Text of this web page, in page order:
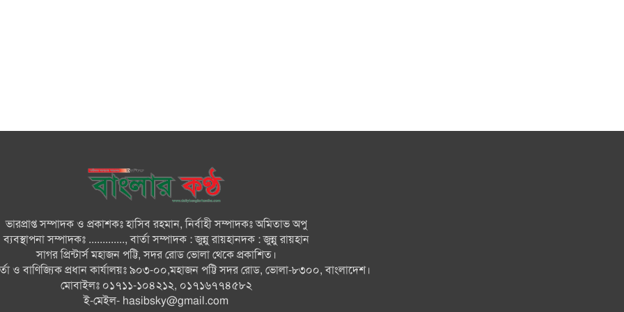
ভারপ্রাপ্ত সম্পাদক ও প্রকাশকঃ হাসিব রহমান, নির্বাহী সম্পাদকঃ অমিতাভ অপু
ব্যবস্থাপনা সম্পাদকঃ ............., বার্তা সম্পাদক : জুন্নু রায়হানদক : জুন্নু রায়হান
সাগর প্রিন্টার্স মহাজন পট্টি, সদর রোড ভোলা থেকে প্রকাশিত।
ও বাণিজ্যিক প্রধান কার্যালয়ঃ ৯০৩-০০,মহাজন পট্টি সদর রোড, ভোলা-৮৩০০, বাংলাদেশ।
মোবাইলঃ ০১৭১১-১০৪২১২, ০১৭১৬৭৭৪৫৮২
ই-মেইল- hasibsky@gmail.com